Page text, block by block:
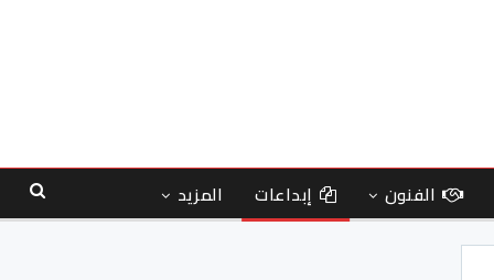
الفنون إبداعات المزيد